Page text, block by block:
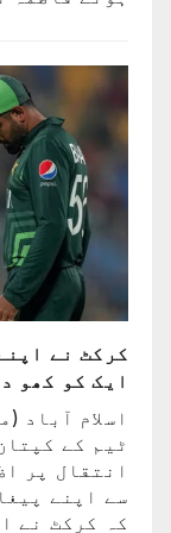
کرکٹ نے
ایک کو کھو
اسلام آباد
ٹیم کے
انتقال پر
سے اپنے
کہ کرکٹ نے